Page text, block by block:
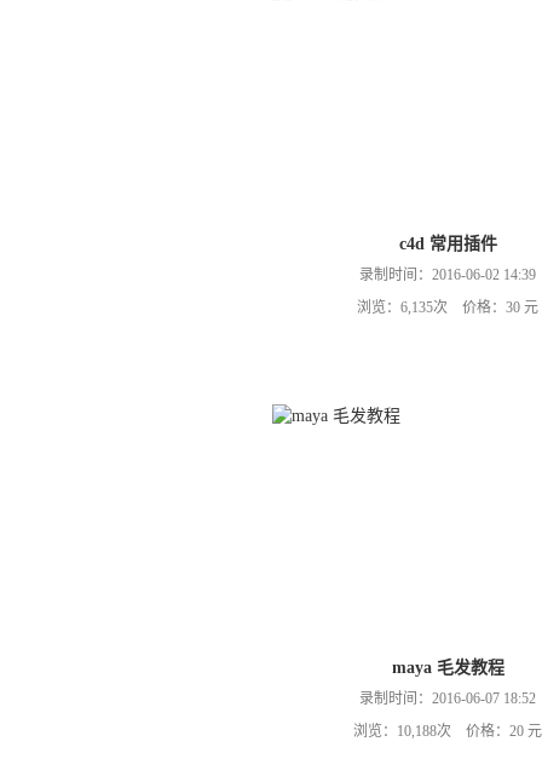
c4d 常用插件
录制时间：2016-06-02 14:39
浏览：6,135次 价格：30 元
maya 毛发教程
录制时间：2016-06-07 18:52
浏览：10,188次 价格：20 元